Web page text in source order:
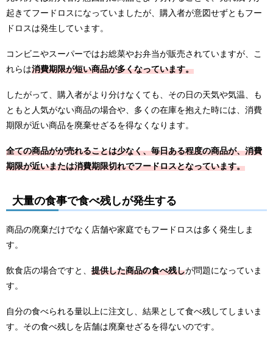
起きてフードロスになっていましたが、購入者が意図せずともフー
ドロスは発生しています。
コンビニやスーパーではお総菜やお弁当が販売されていますが、こ
れらは消費期限が短い商品が多くなっています。
したがって、購入者がより分けなくても、その日の天気や気温、も
ともと人気がない商品の場合や、多くの在庫を抱えた時には、消費
期限が近い商品を廃棄せざるを得なくなります。
全ての商品がが売れることは少なく、毎日ある程度の商品が、消費
期限が近いまたは消費期限切れでフードロスとなっています。
大量の食事で食べ残しが発生する
商品の廃棄だけでなく店舗や家庭でもフードロスは多く発生しま
す。
飲食店の場合ですと、 提供した商品の食べ残しが問題になっていま
す。
自分の食べられる量以上に注文し、結果として食べ残してしまいま
す。その食べ残しを店舗は廃棄せざるを得ないのです。